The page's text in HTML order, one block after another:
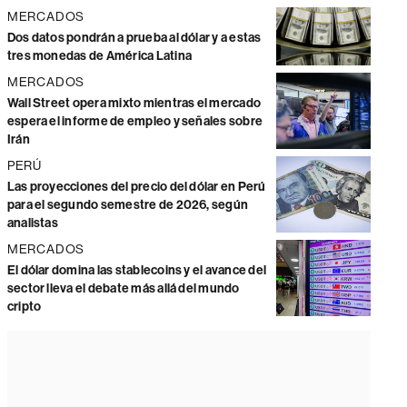
MERCADOS
Dos datos pondrán a prueba al dólar y a estas
tres monedas de América Latina
MERCADOS
Wall Street opera mixto mientras el mercado
espera el informe de empleo y señales sobre
Irán
PERÚ
Las proyecciones del precio del dólar en Perú
para el segundo semestre de 2026, según
analistas
MERCADOS
El dólar domina las stablecoins y el avance del
sector lleva el debate más allá del mundo
cripto